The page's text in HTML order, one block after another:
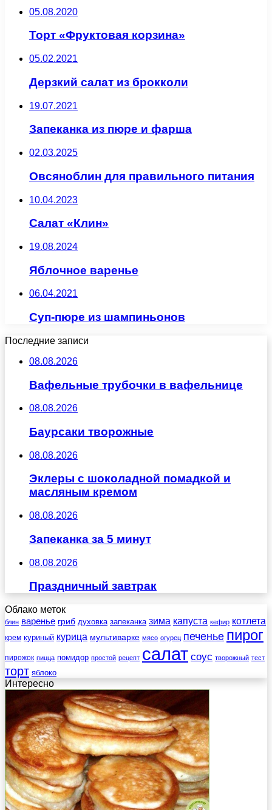
05.08.2020
Торт «Фруктовая корзина»
05.02.2021
Дерзкий салат из брокколи
19.07.2021
Запеканка из пюре и фарша
02.03.2025
Овсяноблин для правильного питания
10.04.2023
Салат «Клин»
19.08.2024
Яблочное варенье
06.04.2021
Суп-пюре из шампиньонов
Последние записи
08.08.2026
Вафельные трубочки в вафельнице
08.08.2026
Баурсаки творожные
08.08.2026
Эклеры с шоколадной помадкой и
масляным кремом
08.08.2026
Запеканка за 5 минут
08.08.2026
Праздничный завтрак
Облако меток
блин варенье гриб духовка запеканка зима капуста кефир котлета
крем куриный курица мультиварке мясо огурец печенье пирог
пирожок пицца помидор простой рецепт салат соус творожный тест
торт яблоко
Интересно